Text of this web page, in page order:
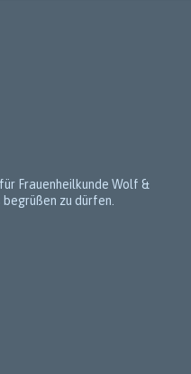
Frauenheilkunde Wolf &
zu dürfen.